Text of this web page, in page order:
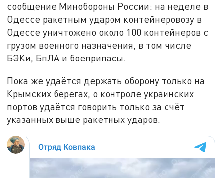
сообщение Минобороны России: на неделе в
Одессе ракетным ударом контейнеровозу в
Одессе уничтожено около 100 контейнеров с
грузом военного назначения, в том числе
БЭКи, БпЛА и боеприпасы.
Пока же удаётся держать оборону только на
Крымских берегах, о контроле украинских
портов удаётся говорить только за счёт
указанных выше ракетных ударов.